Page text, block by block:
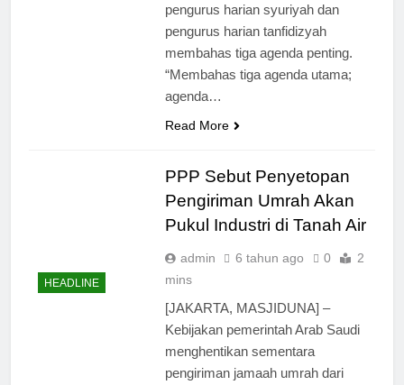
pengurus harian syuriyah dan
pengurus harian tanfidizyah
membahas tiga agenda penting.
“Membahas tiga agenda utama;
agenda…
Read More
HEADLINE
PPP Sebut Penyetopan
Pengiriman Umrah Akan
Pukul Industri di Tanah Air
admin 6 tahun ago 0
2
mins
[JAKARTA, MASJIDUNA] –
Kebijakan pemerintah Arab Saudi
menghentikan sementara
pengiriman jamaah umrah dari